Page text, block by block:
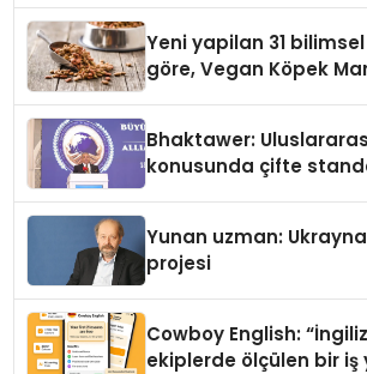
Yeni yapilan 31
göre, Vegan Köpek
Bhaktawer:
konusunda çifte
Yunan uzman:
projesi
Cowboy English:
ekiplerde ölçülen bir iş